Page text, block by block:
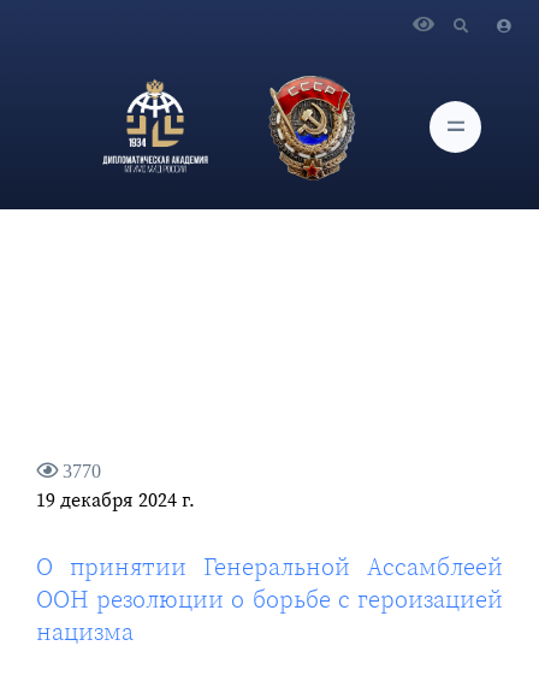
борьбе с героизацией нацизма
3770
19 декабря 2024 г.
О принятии Генеральной Ассамблеей
ООН резолюции о борьбе с героизацией
нацизма